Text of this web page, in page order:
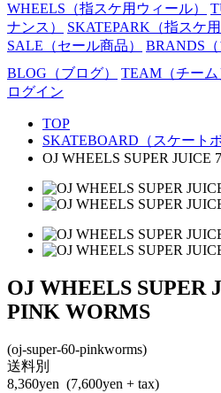
WHEELS （指スケ用ウィール）
ナンス）
SKATEPARK （指スケ
SALE （セール商品） BRANDS
BLOG （ブログ） TEAM （チーム
ログイン
TOP
SKATEBOARD（スケートボ
OJ WHEELS SUPER JUICE
OJ WHEELS SUPER
PINK WORMS
(oj-super-60-pinkworms)
送料別
8,360yen (7,600yen + tax)